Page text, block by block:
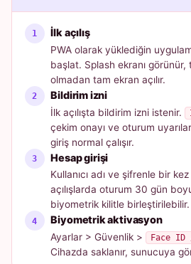
İlk açılış
PWA olarak yüklediğin
başlat. Splash ekranı görünür,
olmadan tam ekran açılır.
Bildirim izni
İlk açılışta bildirim izni istenir.
çekim onayı ve oturum
giriş normal çalışır.
Hesap girişi
Kullanıcı adı ve şifrenle bir
açılışlarda oturum 30 gün
biyometrik kilitle birleştirilebilir.
Biyometrik aktivasyon
Ayarlar > Güvenlik > Face
Cihazda saklanır, sunucuya